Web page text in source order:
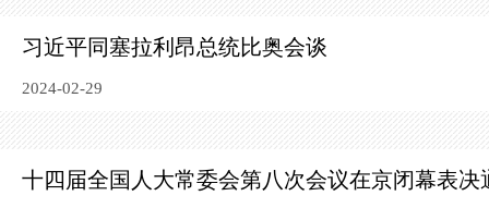
习近平同塞拉利昂总统比奥会谈
2024-02-29
十四届全国人大常委会第八次会议在京闭幕表决